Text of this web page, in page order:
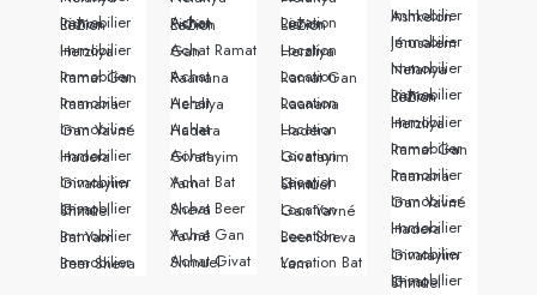
Immobilier Rishon LeZion
Immobilier Herzliya
Immobilier Ramat Gan
Immobilier Raanana
Immobilier Gan Yavné
Immobilier Hadera
Immobilier Givatayim
Immobilier Givat Shmuel
Immobilier Bat Yam
Immobilier Beer Sheva
Achat Rishon LeZion
Achat Ramat Gan
Achat Raanana
Achat Herzliya
Achat Hadera
Achat Givatayim
Achat Bat Yam
Achat Beer Sheva
Achat Gan Yavné
Achat Givat Shmuel
Location Rishon LeZion
Location Herzliya
Location Ramat Gan
Location Raanana
Location Hadera
Location Givatayim
Location Givat Shmuel
Location Gan Yavné
Location Beer Sheva
Location Bat Yam
Immobilier Ashkelon
Immobilier Jérusalem
Immobilier Netanya
Immobilier Rishon LeZion
Immobilier Herzliya
Immobilier Ramat Gan
Immobilier Raanana
Immobilier Gan Yavné
Immobilier Hadera
Immobilier Givatayim
Immobilier Givat Shmuel